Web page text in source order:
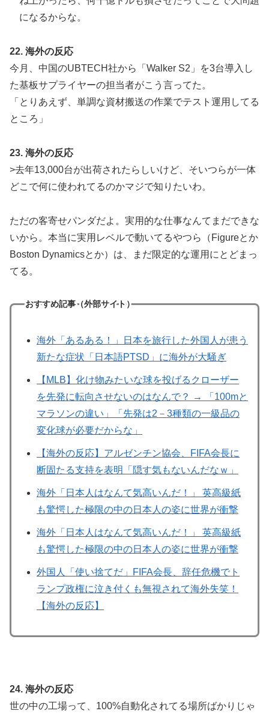
になるからな。
22. 海外の反応
今月、中国のUBTECH社から「Walker S2」を3台導入し
た基板サプライヤーの担当者がこう言ってた。
「とりあえず、単調な資材搬送の作業でテスト運用してる
ところ」
23. 海外の反応
>去年13,000台が出荷されたらしいけど、そいつらが一体
どこで何に使われてるのかマジで知りたいわ。
ただの客寄せパンダだよ。実用的な仕事なんてまだできな
いから。本当に実用レベルで動いてるやつら（Figureとか
Boston Dynamicsとか）は、まだ限定的な運用にとどまっ
てる。
おすすめ記事（外部サイト）
海外「あるある！」日本を旅行した外国人が患う
新たな症状「日本語PTSD」に海外が大騒ぎ
【MLB】化け物みたいな球を投げるクローザー
を先発に転向させないのはなんで？ → 「100mと
マラソンの違い」「先発は2－3種類の一級品の
変化球が必要だからな」
【海外の反応】アルゼンチン協会、FIFA会長に
断固たる支持を表明「隠す気もないんだなｗ」
海外「日本人はなんて気高いんだ！」 英高級紙
も驚愕した極限の中の日本人の姿に世界が衝撃
海外「日本人はなんて気高いんだ！」 英高級紙
も驚愕した極限の中の日本人の姿に世界が衝撃
外国人「使い捨てだ」FIFA会長、辞任危機でト
ランプ政権に泣き付くも無視されて海外失笑！
【海外の反応】
24. 海外の反応
世の中の工場って、100%自動化されてる場所ばかりじゃ